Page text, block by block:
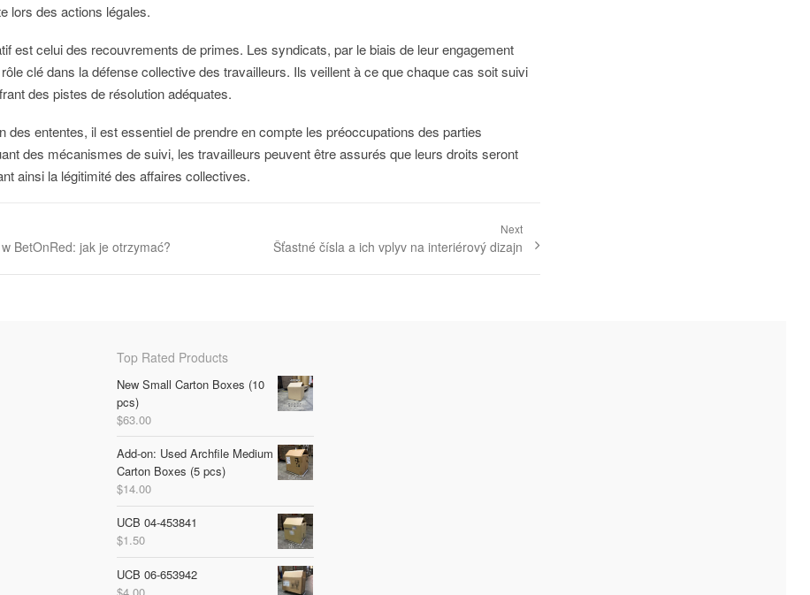
lors des actions légales.
est celui des recouvrements de primes. Les syndicats, par le biais de leur engagement
clé dans la défense collective des travailleurs. Ils veillent à ce que chaque cas soit suivi
des pistes de résolution adéquates.
des ententes, il est essentiel de prendre en compte les préoccupations des parties
des mécanismes de suivi, les travailleurs peuvent être assurés que leurs droits seront
ainsi la légitimité des affaires collectives.
BetOnRed: jak je otrzymać?
Next
Šťastné čísla a ich vplyv na interiérový dizajn
Top Rated Products
New Small Carton Boxes (10
pcs)
$63.00
Add-on: Used Archfile Medium
Carton Boxes (5 pcs)
$14.00
UCB 04-453841
$1.50
UCB 06-653942
$4.00